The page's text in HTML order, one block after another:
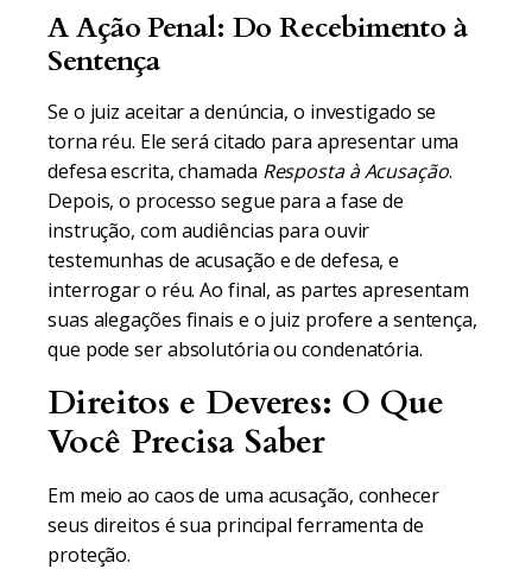
A Ação Penal: Do Recebimento à
Sentença
Se o juiz aceitar a denúncia, o investigado se
torna réu. Ele será citado para apresentar uma
defesa escrita, chamada Resposta à Acusação.
Depois, o processo segue para a fase de
instrução, com audiências para ouvir
testemunhas de acusação e de defesa, e
interrogar o réu. Ao final, as partes apresentam
suas alegações finais e o juiz profere a sentença,
que pode ser absolutória ou condenatória.
Direitos e Deveres: O Que
Você Precisa Saber
Em meio ao caos de uma acusação, conhecer
seus direitos é sua principal ferramenta de
proteção.